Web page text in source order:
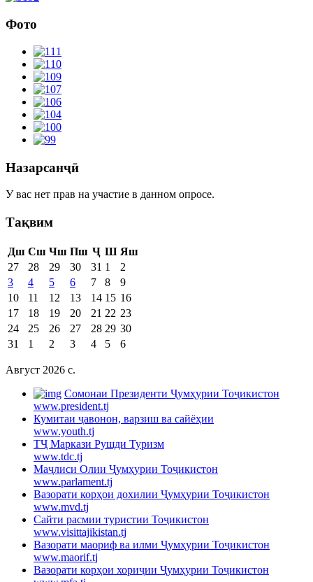
Фото
Назарсанҷӣ
У вас нет прав на участие в данном опросе.
Тақвим
Дш Сш Чш Пш Ҷ Ш Яш
27
28 29 30 31 1
2
3
4 5 6 7 8
9
10
11 12 13 14 15 16
17
18 19 20 21 22 23
24
25 26 27 28 29 30
31
1 2 3 4 5 6
Август 2026 c.
Cомонаи Президенти Ҷумҳурии Тоҷикистон
www.president.tj
Кумитаи ҷавонон, варзиш ва сайёҳии
www.youth.tj
ТҶ Маркази Рушди Туризм
www.tdc.tj
Маҷлиси Олии Ҷумҳурии Тоҷикистон
www.parlament.tj
Вазорати корҳои дохилии Ҷумҳурии Тоҷикистон
www.mvd.tj
Сайти расмии туристии Тоҷикистон
www.visittajikistan.tj
Вазорати маориф ва илми Ҷумҳурии Тоҷикистон
www.maorif.tj
Вазорати корҳои хориҷии Ҷумҳурии Тоҷикистон